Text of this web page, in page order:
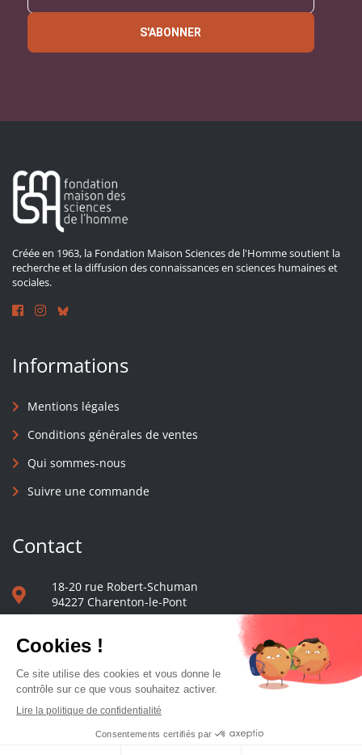
S'ABONNER
Créée en 1963, la Fondation Maison Sciences de l'Homme soutient la
recherche et la diffusion des connaissances en sciences humaines et
sociales.
Informations
Mentions légales
Conditions générales de ventes
Qui sommes-nous
Suivre une commande
Contact
18-20 rue Robert-Schuman
94227 Charenton-le-Pont